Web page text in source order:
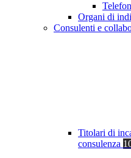
Organi di
Consulenti e
Titolari di
consulenza